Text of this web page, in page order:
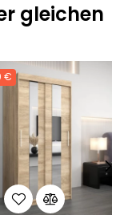
gleichen
€